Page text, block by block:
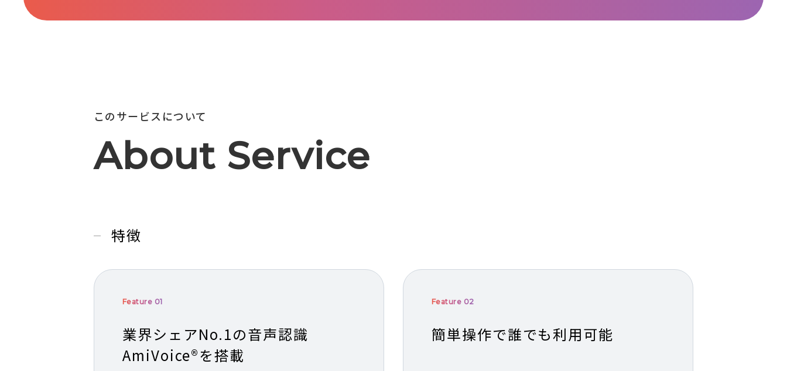
このサービスについて
About Service
特徴
Feature 01
業界シェアNo.1の音声認識
AmiVoice®を搭載
Feature 02
簡単操作で誰でも利用可能